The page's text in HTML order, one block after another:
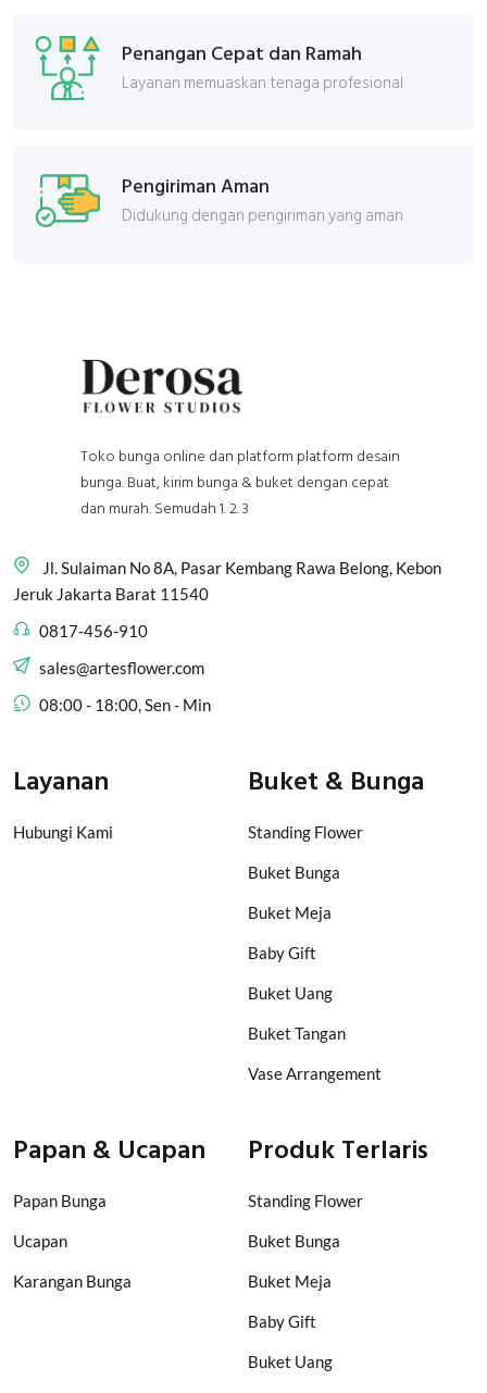
Penangan Cepat dan Ramah
Layanan memuaskan tenaga profesional
Pengiriman Aman
Didukung dengan pengiriman yang aman
Toko bunga online dan platform platform desain
bunga. Buat, kirim bunga & buket dengan cepat
dan murah. Semudah 1. 2. 3
Jl. Sulaiman No 8A, Pasar Kembang Rawa Belong, Kebon
Jeruk Jakarta Barat 11540
0817-456-910
sales@artesflower.com
08:00 - 18:00, Sen - Min
Layanan
Hubungi Kami
Buket & Bunga
Standing Flower
Buket Bunga
Buket Meja
Baby Gift
Buket Uang
Buket Tangan
Vase Arrangement
Papan & Ucapan
Papan Bunga
Ucapan
Karangan Bunga
Produk Terlaris
Standing Flower
Buket Bunga
Buket Meja
Baby Gift
Buket Uang